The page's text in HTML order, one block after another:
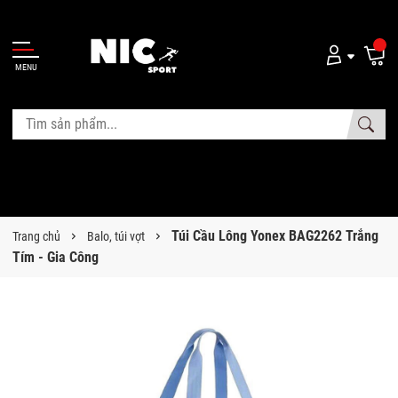
MENU
Trang chủ Balo, túi vợt
Túi Cầu Lông Yonex BAG2262 Trắng
Tím - Gia Công